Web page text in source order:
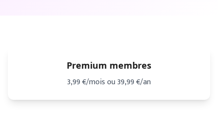
Premium membres
3,99 €/mois ou39,99 €/an